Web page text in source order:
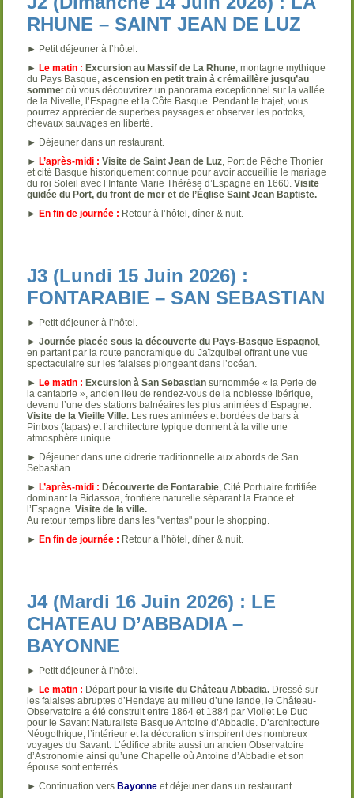
RHUNE – SAINT JEAN DE LUZ
► Petit déjeuner à l’hôtel.
►Le matin : Excursion au Massif de La Rhune , montagne mythique
du Pays Basque,ascension en petit train à crémaillère jusqu’au
sommet où vous découvrirez un panorama exceptionnel sur la vallée
de la Nivelle, l’Espagne et la Côte Basque. Pendant le trajet, vous
pourrez apprécier de superbes paysages et observer les pottoks,
chevaux sauvages en liberté.
► Déjeuner dans un restaurant.
►L’après-midi : Visite de Saint Jean de Luz , Port de Pêche Thonier
et cité Basque historiquement connue pour avoir accueillie le mariage
du roi Soleil avec l’Infante Marie Thérèse d’Espagne en 1660.Visite
guidée du Port, du front de mer et de l’Église Saint Jean Baptiste.
►En fin de journée : Retour à l’hôtel, dîner & nuit.
J3 (Lundi 15 Juin 2026) :
FONTARABIE – SAN SEBASTIAN
► Petit déjeuner à l’hôtel.
►Journée placée sous la découverte du Pays-Basque Espagnol
en partant par la route panoramique du Jaïzquibel offrant une vue
spectaculaire sur les falaises plongeant dans l’océan.
►Le matin : Excursion à San Sebastian surnommée « la Perle de
la cantabrie », ancien lieu de rendez-vous de la noblesse Ibérique,
devenu l’une des stations balnéaires les plus animées d’Espagne.
Visite de la Vieille Ville. Les rues animées et bordées de bars à
Pintxos (tapas) et l’architecture typique donnent à la ville une
atmosphère unique.
► Déjeuner dans une cidrerie traditionnelle aux abords de San
Sebastian.
►L’après-midi : Découverte de Fontarabie , Cité Portuaire fortifiée
dominant la Bidassoa, frontière naturelle séparant la France et
l’Espagne.Visite de la ville.
Au retour temps libre dans les "ventas" pour le shopping.
►En fin de journée : Retour à l’hôtel, dîner & nuit.
J4 (Mardi 16 Juin 2026) : LE
CHATEAU D’ABBADIA –
BAYONNE
► Petit déjeuner à l’hôtel.
►Le matin : Départ pourla visite du Château Abbadia. Dressé sur
les falaises abruptes d’Hendaye au milieu d’une lande, le Château-
Observatoire a été construit entre 1864 et 1884 par Viollet Le Duc
pour le Savant Naturaliste Basque Antoine d’Abbadie. D’architecture
Néogothique, l’intérieur et la décoration s’inspirent des nombreux
voyages du Savant. L’édifice abrite aussi un ancien Observatoire
d’Astronomie ainsi qu’une Chapelle où Antoine d’Abbadie et son
épouse sont enterrés.
► Continuation versBayonne et déjeuner dans un restaurant.